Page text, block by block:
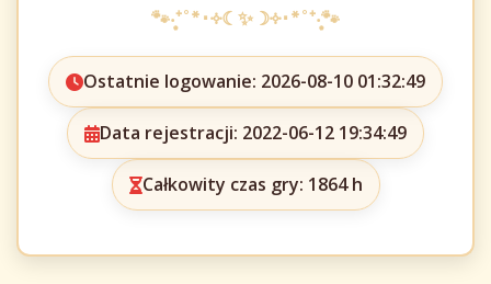
Ostatnie logowanie: 2026-08-10 01:32:49
Data rejestracji: 2022-06-12 19:34:49
Całkowity czas gry: 1864 h